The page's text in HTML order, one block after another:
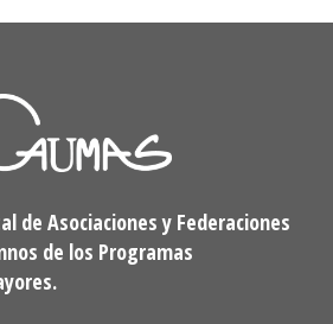
de Asociaciones y Federaciones
de los Programas